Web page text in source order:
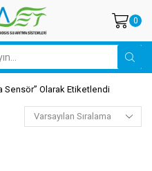
0
Arama
Sensör” Olarak Etiketlendi